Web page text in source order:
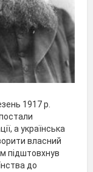
1917 р.
а українська
власний
підштовхнув
до